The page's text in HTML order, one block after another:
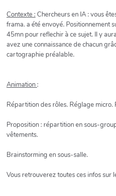
Contexte : Chercheurs en IA : vous
frama. a été envoyé. Positionnement
45mn pour reflechir à ce sujet. Il y
avez une connaissance de chacun
cartographie préalable.
Animation :
Répartition des rôles. Réglage micro.
Proposition : répartition en sous-
vêtements.
Brainstorming en sous-salle.
Vous retrouverez toutes ces infos sur